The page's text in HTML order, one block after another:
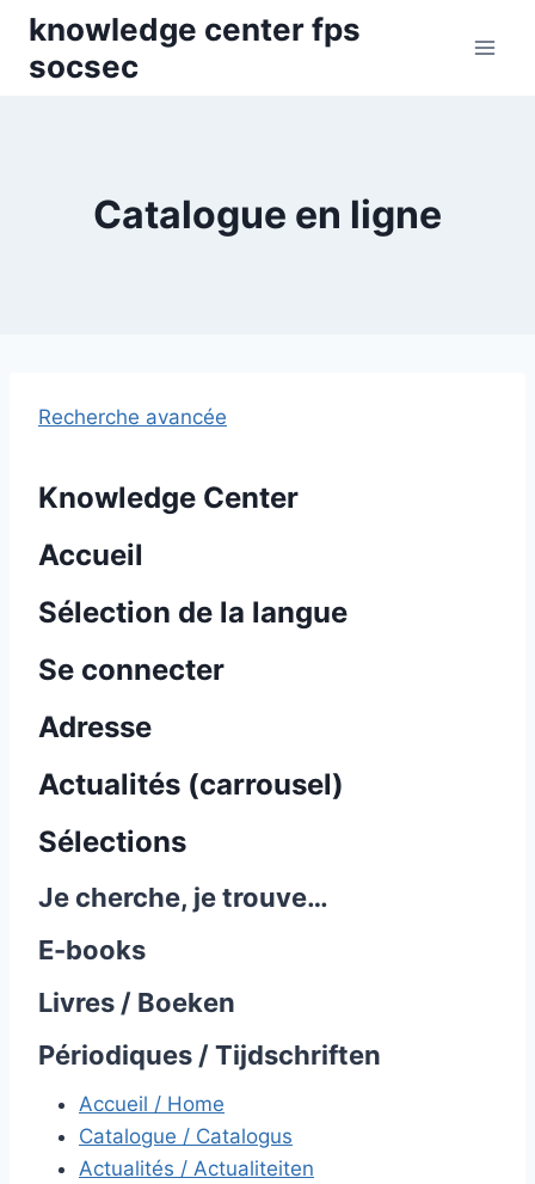
Skip
content
knowledge center fps
socsec
Catalogue en ligne
Recherche avancée
Knowledge Center
Accueil
Sélection de la langue
Se connecter
Adresse
Actualités (carrousel)
Sélections
Je cherche, je trouve…
E-books
Livres / Boeken
Périodiques / Tijdschriften
Accueil / Home
Catalogue / Catalogus
Actualités / Actualiteiten